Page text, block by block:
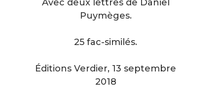
Avec deux lettres de Daniel
Puymèges.
25 fac-similés.
Éditions Verdier, 13 septembre
2018